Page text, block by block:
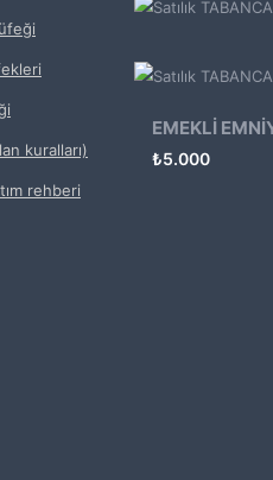
kuralları)
rehberi
₺5.000